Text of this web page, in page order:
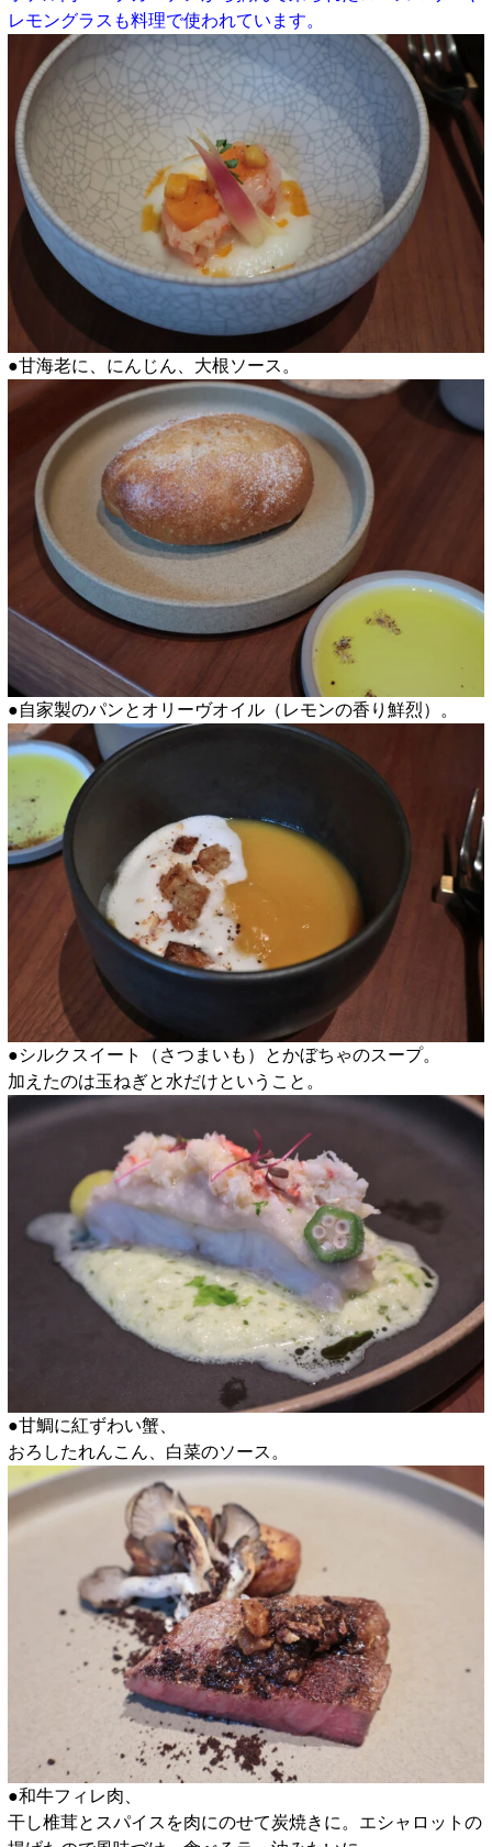
レモングラスも料理で使われています。
●甘海老に、にんじん、大根ソース。
●自家製のパンとオリーヴオイル（レモンの香り鮮烈）。
●シルクスイート（さつまいも）とかぼちゃのスープ。
加えたのは玉ねぎと水だけということ。
●甘鯛に紅ずわい蟹、
おろしたれんこん、白菜のソース。
●和牛フィレ肉、
干し椎茸とスパイスを肉にのせて炭焼きに。エシャロットの